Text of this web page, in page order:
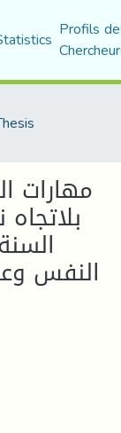
Profils
مهارات
النفس